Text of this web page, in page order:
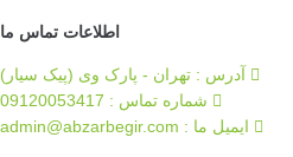
اطلاعات تماس ما
آدرس : تهران - پارک وی (پیک سیار)
شماره تماس : 09120053417
ایمیل ما :‌ admin@abzarbegir.com